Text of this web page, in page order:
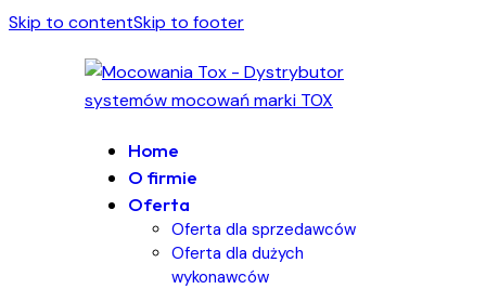
Skip to contentSkip to footer
Home
O firmie
Oferta
Oferta dla sprzedawców
Oferta dla dużych
wykonawców